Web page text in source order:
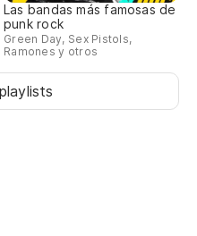
Las bandas más famosas de
punk rock
Green Day, Sex Pistols,
Ramones y otros